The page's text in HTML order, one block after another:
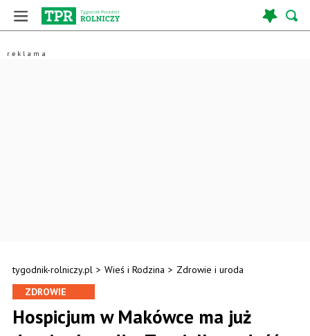
tygodnik-rolniczy.pl > Wieś i Rodzina > Zdrowie i uroda
ZDROWIE
Hospicjum w Makówce ma już